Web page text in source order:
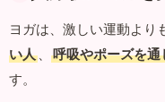
ヨガは、激しい運動より
い人 、 呼吸やポーズを
す。